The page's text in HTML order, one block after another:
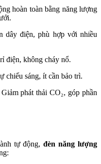
hoàn toàn bằng năng lượng
dây điện, phù hợp với nhiều
điện, không cháy nổ.
chiếu sáng, ít cần bảo trì.
Giảm phát thải CO₂, góp phần
tự động,đèn năng lượng